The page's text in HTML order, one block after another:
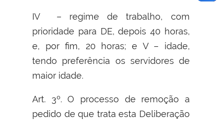
IV – regime de trabalho, com
prioridade para DE, depois 40 horas,
e, por fim, 20 horas; e V – idade,
tendo preferência os servidores de
maior idade.
Art. 3º. O processo de remoção a
pedido de que trata esta Deliberação